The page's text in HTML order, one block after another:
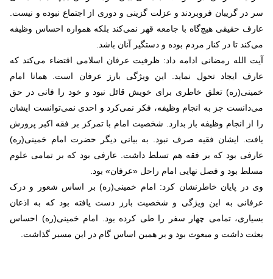
سر در گریبان فروبردند و عزلت گزینی و دوری از اجتماع نبوده و نیست.
عارف حقیقی هیچ‌گاه با جامعه قهر نمی‌کند بلکه همواره احساس وظیفه
می‌کند تا در کنار مردم بوده و دستگیر آنان باشد.
آیت الله رمضانی ادامه داد: ظرفیت عرفان اسلامی اقتضاء می‌کند که
عارف ایجاد تحول نماید. این ویژگی بارز عرفان است. همانا امام
خمینی(ره) تعلق خاطری برای خویش قائل نبود و خود را فانی در حق
می‌دانست جز به انجام وظیفه، فکر نمی‌کرد و احدی نمی‌توانست ایشان
را از انجام وظیفه باز بدارد. شخصیت امام با تمرکز بر فقه اکبر پرورش
یافت. ایشان فقیه صرف نبود. به بیانی دیگر حضرت امام خمینی(ره)
عارفی بود که بر فقه هم تسلط داشت. عارفی بود که بر تمامی علوم
مسلط بود و فصل نهایی امام راحل «عرفان» بود.
وی در پایان خاطرنشان کرد: امام خمینی(ره) بر اساس شعور و درک
عرفانی به این ویژگی و شخصیت بارز دست یافته بود که به اذعان
بسیاری، تمامی چهار سفر را طی کرده بود. امام خمینی(ره) احساس
بعثت داشت و مبعوث بود و بر همین اساس گام در این مسیر گذاشت.